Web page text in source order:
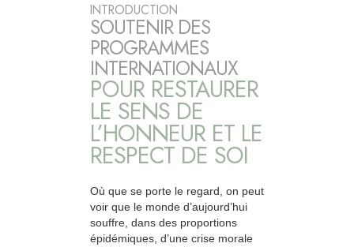
INTRODUCTION
SOUTENIR DES
PROGRAMMES
INTERNATIONAUX
POUR RESTAURER
LE SENS DE
L’HONNEUR ET LE
RESPECT DE SOI
Où que se porte le regard, on peut
voir que le monde d’aujourd’hui
souffre, dans des proportions
épidémiques, d’une crise morale